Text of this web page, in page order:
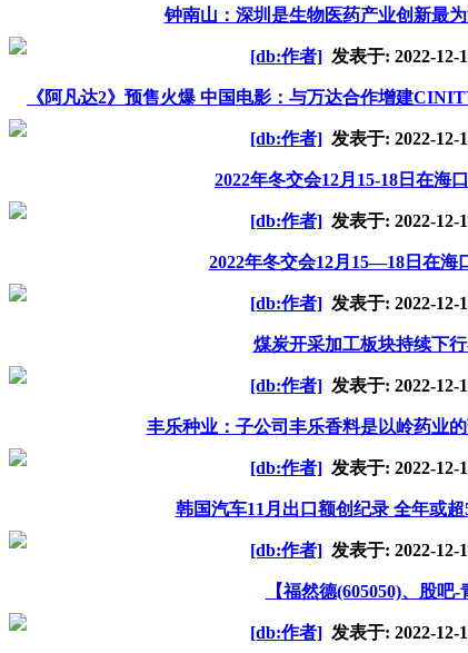
钟南山：深圳是生物医药产业创新最
[db:作者] 发表于: 2022-12-
《阿凡达2》预售火爆 中国电影：与万达合作增建
[db:作者] 发表于: 2022-12-
2022年冬交会12月15-18日在海
[db:作者] 发表于: 2022-12-
2022年冬交会12月15—18日在海
[db:作者] 发表于: 2022-12-
煤炭开采加工板块持续下
[db:作者] 发表于: 2022-12-
丰乐种业：子公司丰乐香料是以岭药业
[db:作者] 发表于: 2022-12-
韩国汽车11月出口额创纪录 全年或
[db:作者] 发表于: 2022-12-
【福然德(605050)、股吧
[db:作者] 发表于: 2022-12-